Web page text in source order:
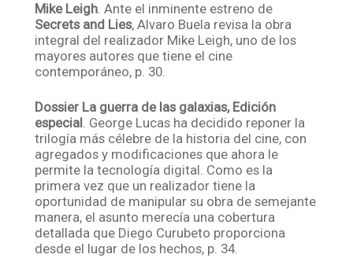
Mike Leigh. Ante el inminente estreno de
Secrets and Lies, Alvaro Buela revisa la obra
integral del realizador Mike Leigh, uno de los
mayores autores que tiene el cine
contemporáneo, p. 30.
Dossier La guerra de las galaxias, Edición
especial. George Lucas ha decidido reponer la
trilogía más célebre de la historia del cine, con
agregados y modificaciones que ahora le
permite la tecnología digital. Como es la
primera vez que un realizador tiene la
oportunidad de manipular su obra de semejante
manera, el asunto merecía una cobertura
detallada que Diego Curubeto proporciona
desde el lugar de los hechos, p. 34.